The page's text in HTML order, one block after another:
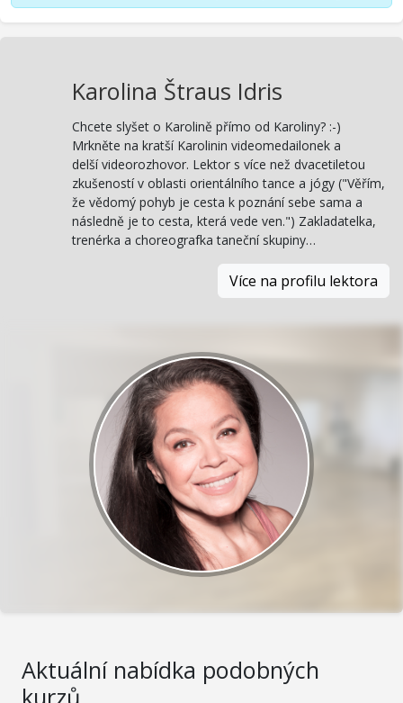
Karolina Štraus Idris
Chcete slyšet o Karolině přímo od Karoliny? :-)
Mrkněte na kratší Karolinin videomedailonek a
delší videorozhovor. Lektor s více než dvacetiletou
zkušeností v oblasti orientálního tance a jógy ("Věřím,
že vědomý pohyb je cesta k poznání sebe sama a
následně je to cesta, která vede ven.") Zakladatelka,
trenérka a choreografka taneční skupiny…
Více na profilu lektora
Aktuální nabídka podobných
kurzů